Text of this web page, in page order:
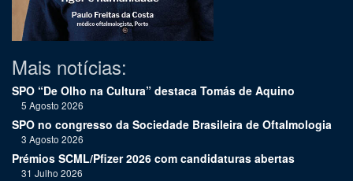
Mais notícias:
SPO “De Olho na Cultura” destaca Tomás de Aquino
5 Agosto 2026
SPO no congresso da Sociedade Brasileira de Oftalmologia
3 Agosto 2026
Prémios SCML/Pfizer 2026 com candidaturas abertas
31 Julho 2026